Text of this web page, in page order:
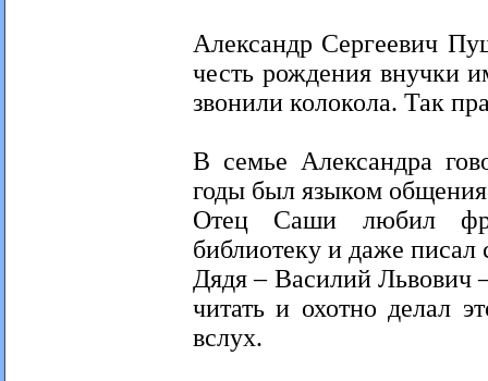
Александр Сергеевич
честь рождения внучки
звонили колокола. Так
В семье Александра
годы был языком общения
Отец Саши любил
библиотеку и даже писал
Дядя – Василий Львович
читать и охотно делал
вслух.